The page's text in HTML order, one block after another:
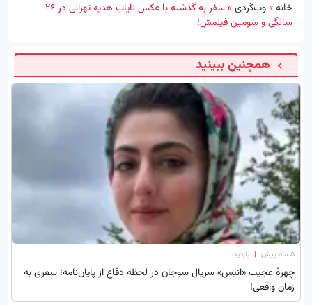
خانه»وب‌گردی»
سفر به گذشته با عکس نایاب هدیه تهرانی در 26
سالگی و سومین فیلمش!
همچنین ببینید
۵ ماه پیش | بازدید:
چهرۀ عجیب «انیس» سریال سوجان در لحظه دفاع از پایان‌نامه؛ سفری به
زمان واقعی!